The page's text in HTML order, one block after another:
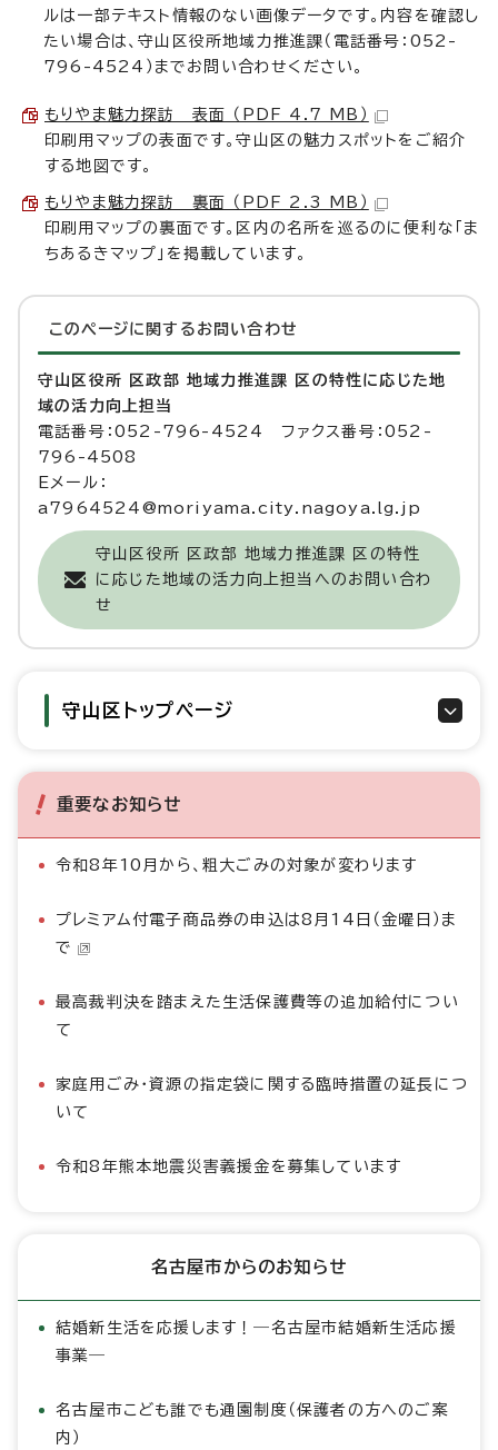
ルは一部テキスト情報のない画像データです。内容を確認し
たい場合は、守山区役所地域力推進課（電話番号：052-
796-4524）までお問い合わせください。
もりやま魅力探訪 表面 （PDF 4.7 MB）
印刷用マップの表面です。守山区の魅力スポットをご紹介
する地図です。
もりやま魅力探訪 裏面 （PDF 2.3 MB）
印刷用マップの裏面です。区内の名所を巡るのに便利な「ま
ちあるきマップ」を掲載しています。
このページに関する お問い合わせ
守山区役所 区政部 地域力推進課 区の特性に応じた地
域の活力向上担当
電話番号：052-796-4524 ファクス番号：052-
796-4508
Eメール：
a7964524@moriyama.city.nagoya.lg.jp
守山区役所 区政部 地域力推進課 区の特性
に応じた地域の活力向上担当へのお問い合わ
せ
守山区トップページ
重要なお知らせ
令和8年10月から、粗大ごみの対象が変わります
プレミアム付電子商品券の申込は8月14日（金曜日）ま
で
最高裁判決を踏まえた生活保護費等の追加給付につい
て
家庭用ごみ・資源の指定袋に関する臨時措置の延長につ
いて
令和8年熊本地震災害義援金を募集しています
名古屋市からのお知らせ
結婚新生活を応援します！―名古屋市結婚新生活応援
事業―
名古屋市こども誰でも通園制度（保護者の方へのご案
内）